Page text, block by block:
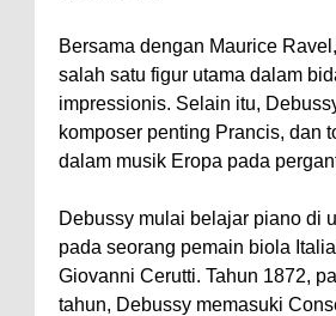
Bersama dengan Maurice
salah satu figur utama dalam
impressionis. Selain itu,
komposer penting Prancis, dan
dalam musik Eropa pada
Debussy mulai belajar piano di
pada seorang pemain biola
Giovanni Cerutti. Tahun 1872,
tahun, Debussy memasuki